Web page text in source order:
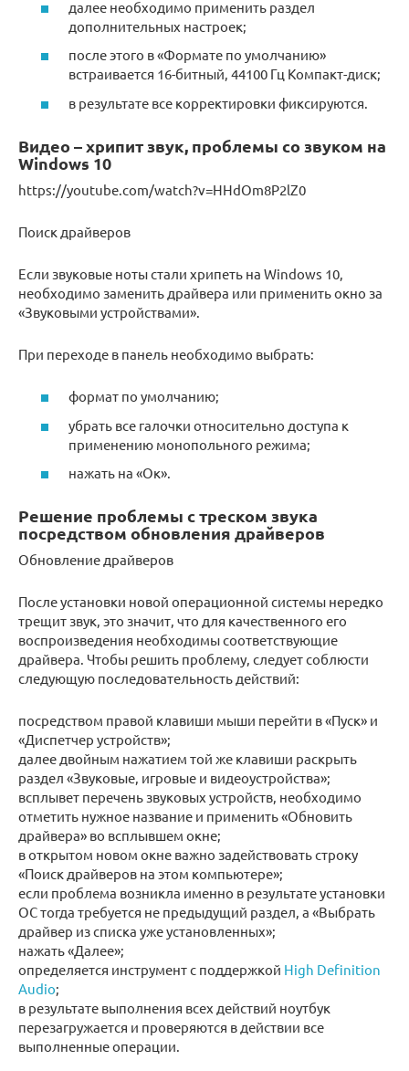
далее необходимо применить раздел
дополнительных настроек;
после этого в «Формате по умолчанию»
встраивается 16-битный, 44100 Гц Компакт-диск;
в результате все корректировки фиксируются.
Видео – хрипит звук, проблемы со звуком на
Windows 10
https://youtube.com/watch?v=HHdOm8P2lZ0
Поиск драйверов
Если звуковые ноты стали хрипеть на Windows 10,
необходимо заменить драйвера или применить окно за
«Звуковыми устройствами».
При переходе в панель необходимо выбрать:
формат по умолчанию;
убрать все галочки относительно доступа к
применению монопольного режима;
нажать на «Ок».
Решение проблемы с треском звука
посредством обновления драйверов
Обновление драйверов
После установки новой операционной системы нередко
трещит звук, это значит, что для качественного его
воспроизведения необходимы соответствующие
драйвера. Чтобы решить проблему, следует соблюсти
следующую последовательность действий:
посредством правой клавиши мыши перейти в «Пуск» и
«Диспетчер устройств»;
далее двойным нажатием той же клавиши раскрыть
раздел «Звуковые, игровые и видеоустройства»;
всплывет перечень звуковых устройств, необходимо
отметить нужное название и применить «Обновить
драйвера» во всплывшем окне;
в открытом новом окне важно задействовать строку
«Поиск драйверов на этом компьютере»;
если проблема возникла именно в результате установки
ОС тогда требуется не предыдущий раздел, а «Выбрать
драйвер из списка уже установленных»;
нажать «Далее»;
определяется инструмент с поддержкой High Definition
Audio;
в результате выполнения всех действий ноутбук
перезагружается и проверяются в действии все
выполненные операции.